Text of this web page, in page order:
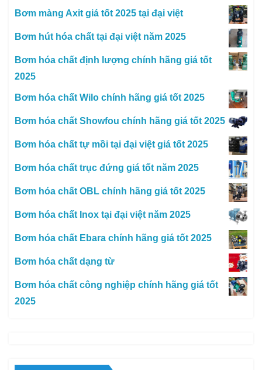
Bơm màng Axit giá tốt 2025 tại đại việt
Bơm hút hóa chất tại đại việt năm 2025
Bơm hóa chất định lượng chính hãng giá tốt
2025
Bơm hóa chất Wilo chính hãng giá tốt 2025
Bơm hóa chất Showfou chính hãng giá tốt 2025
Bơm hóa chất tự mồi tại đại việt giá tốt 2025
Bơm hóa chất trục đứng giá tốt năm 2025
Bơm hóa chất OBL chính hãng giá tốt 2025
Bơm hóa chất Inox tại đại việt năm 2025
Bơm hóa chất Ebara chính hãng giá tốt 2025
Bơm hóa chất dạng từ
Bơm hóa chất công nghiệp chính hãng giá tốt
2025